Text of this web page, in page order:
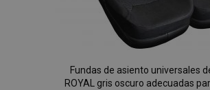
Fundas de asiento universales
ROYAL gris oscuro adecuadas